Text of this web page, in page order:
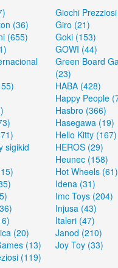
(36)
(655)
sigikid
(20)
(13)
(119)
Giochi
Giro (21)
Goki (153)
GOWI (44)
Green Board
(23)
HABA (428)
Happy People
Hasbro (366)
Hasegawa (19)
Hello Kitty (167)
HEROS (29)
Heunec (158)
Hot Wheels (61)
Idena (31)
Imc Toys (204)
Injusa (43)
Italeri (47)
Janod (210)
Joy Toy (33)